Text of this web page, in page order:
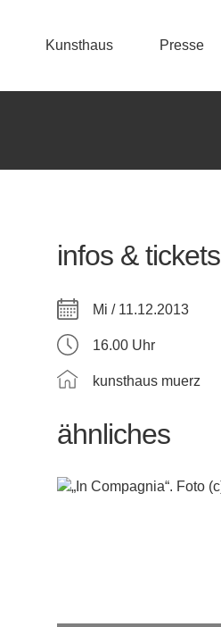
Kunsthaus Presse
infos & tickets
Mi / 11.12.2013
16.00 Uhr
kunsthaus muerz
ähnliches